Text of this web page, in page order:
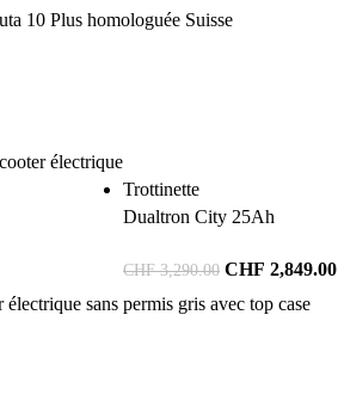
Trottinette
Dualtron City 25Ah
CHF3,290.00 CHF 2,849.00